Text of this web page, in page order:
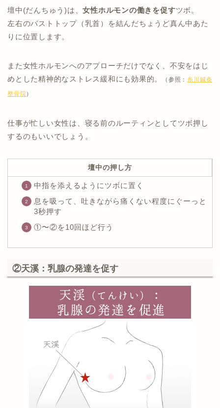
壇中(だんちゅう)は、女性ホルモンの働きを促すツボ。
左右のバストトップ（乳首）を結んだちょうど真ん中あた
りに位置します。
また女性ホルモンへのアプローチだけでなく、不安をはじ
めとした精神的なストレス緩和にも効果的。
（参照： 糸川鍼灸
整骨院）
仕事が忙しい女性は、寝る前のルーティンとしてツボ押し
するのもいいでしょう。
壇中の押し方
中指を添えるようにツボに置く
息を吸って、吐きながら痛くない程度にぐーっと
3秒押す
①〜②を10回ほど行う
②天溪：乳腺の発達を促す